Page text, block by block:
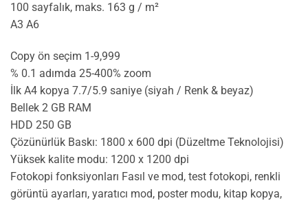
100 sayfalık, maks. 163 g / m²
A3 A6
Copy ön seçim 1-9,999
% 0.1 adımda 25-400% zoom
İlk A4 kopya 7.7/5.9 saniye (siyah / Renk & beyaz)
Bellek 2 GB RAM
HDD 250 GB
Çözünürlük Baskı: 1800 x 600 dpi (Düzeltme Teknolojisi)
Yüksek kalite modu: 1200 x 1200 dpi
Fotokopi fonksiyonları Fasıl ve mod, test fotokopi, renkli
görüntü ayarları, yaratıcı mod, poster modu, kitap kopya,